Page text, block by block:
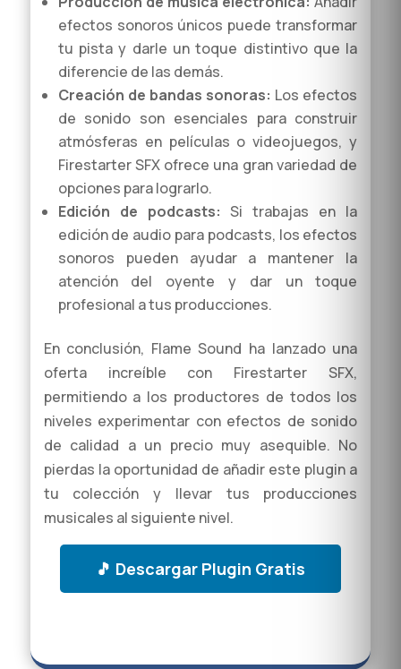
efectos sonoros únicos puede transformar
tu pista y darle un toque distintivo que la
diferencie de las demás.
Creación de bandas sonoras: Los efectos
de sonido son esenciales para construir
atmósferas en películas o videojuegos, y
Firestarter SFX ofrece una gran variedad de
opciones para lograrlo.
Edición de podcasts: Si trabajas en la
edición de audio para podcasts, los efectos
sonoros pueden ayudar a mantener la
atención del oyente y dar un toque
profesional a tus producciones.
En conclusión, Flame Sound ha lanzado una
oferta increíble con Firestarter SFX,
permitiendo a los productores de todos los
niveles experimentar con efectos de sonido
de calidad a un precio muy asequible. No
pierdas la oportunidad de añadir este plugin a
tu colección y llevar tus producciones
musicales al siguiente nivel.
🎵 Descargar Plugin Gratis